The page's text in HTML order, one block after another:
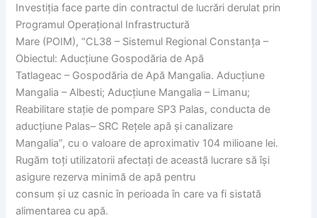
Investiția face parte din contractul de lucrări derulat prin
Programul Operațional Infrastructură
Mare (POIM), “CL38 – Sistemul Regional Constanța –
Obiectul: Aducțiune Gospodăria de Apă
Tatlageac – Gospodăria de Apă Mangalia. Aducțiune
Mangalia – Albesti; Aducțiune Mangalia – Limanu;
Reabilitare stație de pompare SP3 Palas, conducta de
aducțiune Palas– SRC Rețele apă și canalizare
Mangalia”, cu o valoare de aproximativ 104 milioane lei.
Rugăm toți utilizatorii afectați de această lucrare să își
asigure rezerva minimă de apă pentru
consum și uz casnic în perioada în care va fi sistată
alimentarea cu apă.